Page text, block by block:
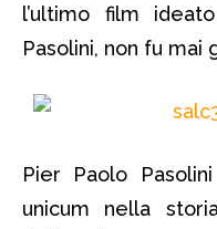
l’ultimo film
Pasolini, non fu mai
Pier Paolo
unicum nella